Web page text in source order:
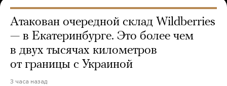
Атакован очередной склад Wildberries
— в Екатеринбурге. Это более чем
в двух тысячах километров
от границы с Украиной
3 часа назад